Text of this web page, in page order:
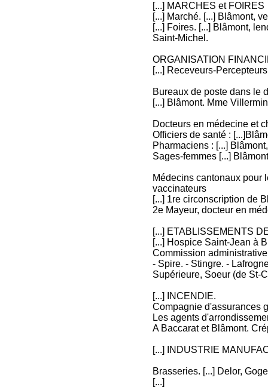
[...] MARCHES et FOIRES
[...] Marché. [...] Blâmont,
[...] Foires. [...] Blâmont,
Saint-Michel.
ORGANISATION
[...] Receveurs-
Bureaux de poste dans le
[...] Blâmont. Mme Villermin
Docteurs en médecine et
Officiers de santé :
Pharmaciens : [...]
Sages-femmes [...]
Médecins cantonaux pour
vaccinateurs
[...] 1re circonscription de
2e Mayeur, docteur en
[...] ETABLISSEMENTS
[...] Hospice Saint-Jean à
Commission
- Spire. - Stingre. -
Supérieure, Soeur (de St-
[...] INCENDIE.
Compagnie d'assurances
Les agents
A Baccarat et Blâmont.
[...] INDUSTRIE
Brasseries. [...] Delor,
[...]